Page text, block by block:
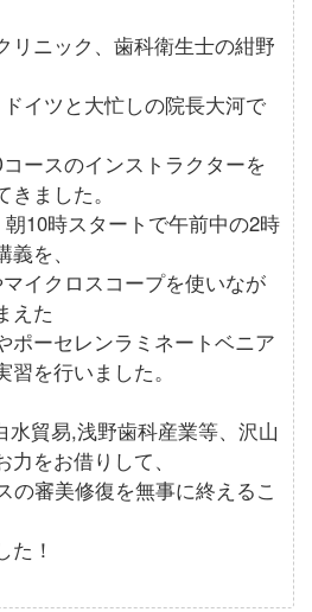
リニック、歯科衛生士の紺野
イツと大忙しの院長大河で
ースのインストラクターを
ました。
10時スタートで午前中の2時
を、
イクロスコープを使いなが
えた
ポーセレンラミネートベニア
を行いました。
水貿易,浅野歯科産業等、沢山
をお借りして、
の審美修復を無事に終えるこ
た！